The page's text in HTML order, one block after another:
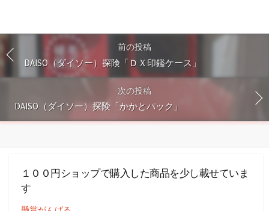
前の投稿
DAISO（ダイソー）探険「ＤＸ印鑑ケース」
次の投稿
DAISO（ダイソー）探険「かかとパック」
１００円ショップで購入した商品を少し載せていま
す